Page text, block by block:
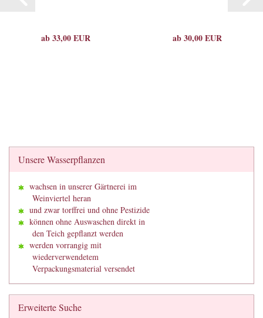
ab 33,00 EUR ab 30,00 EUR
Unsere Wasserpflanzen
wachsen in unserer Gärtnerei im
Weinviertel heran
und zwar torffrei und ohne Pestizide
können ohne Auswaschen direkt in
den Teich gepflanzt werden
werden vorrangig mit
wiederverwendetem
Verpackungsmaterial versendet
Erweiterte Suche